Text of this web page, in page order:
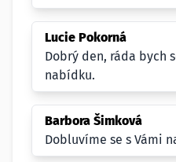
Lucie Pokorná
Dobrý den, ráda bych
nabídku.
Barbora Šimková
Dobluvíme se s Vámi